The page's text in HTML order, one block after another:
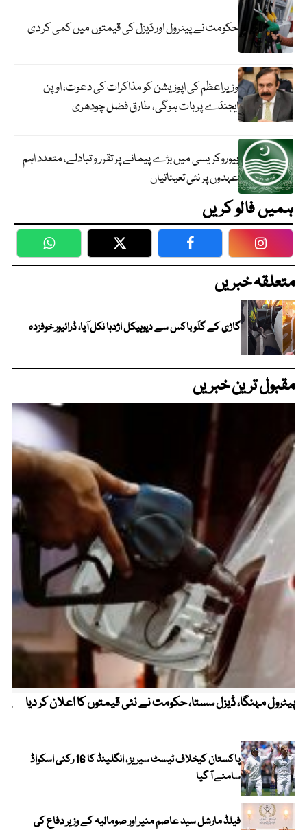
حکومت نے پیٹرول اور ڈیزل کی قیمتوں میں کمی کر دی
وزیراعظم کی اپوزیشن کو مذاکرات کی دعوت، اوپن
ایجنڈے پر بات ہوگی، طارق فضل چودھری
بیوروکریسی میں بڑے پیمانے پر تقرر و تبادلے، متعدد اہم
عہدوں پر نئی تعیناتیاں
ہمیں فالو کریں
WhatsApp Twitter Facebook
متعلقہ خبریں
گاڑی کے گلَو باکس سے دیوہیکل اژدہا نکل آیا، ڈرائیور خوفزدہ
مقبول ترین خبریں
پیٹرول مہنگا، ڈیزل سستا، حکومت نے نئی قیمتوں کا اعلان کر دیا
پاکستان کیخلاف ٹیسٹ سیریز ، انگلینڈ کا 16 رکنی اسکواڈ
سامنے آ گیا
فیلڈ مارشل سید عاصم منیر اور صومالیہ کے وزیر دفاع کی